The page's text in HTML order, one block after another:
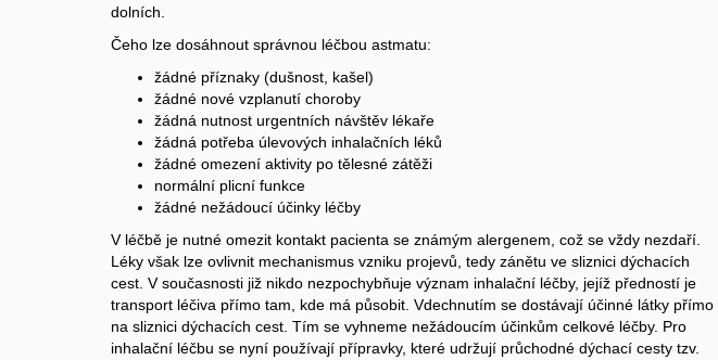
dolních.
Čeho lze dosáhnout správnou léčbou astmatu:
žádné příznaky (dušnost, kašel)
žádné nové vzplanutí choroby
žádná nutnost urgentních návštěv lékaře
žádná potřeba úlevových inhalačních léků
žádné omezení aktivity po tělesné zátěži
normální plicní funkce
žádné nežádoucí účinky léčby
V léčbě je nutné omezit kontakt pacienta se známým alergenem, což se vždy nezdaří.
Léky však lze ovlivnit mechanismus vzniku projevů, tedy zánětu ve sliznici dýchacích
cest. V současnosti již nikdo nezpochybňuje význam inhalační léčby, jejíž předností je
transport léčiva přímo tam, kde má působit. Vdechnutím se dostávají účinné látky přímo
na sliznici dýchacích cest. Tím se vyhneme nežádoucím účinkům celkové léčby. Pro
inhalační léčbu se nyní používají přípravky, které udržují průchodné dýchací cesty tzv.